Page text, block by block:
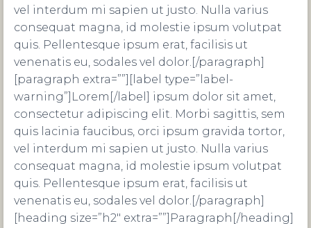
vel interdum mi sapien ut justo. Nulla varius
consequat magna, id molestie ipsum volutpat
quis. Pellentesque ipsum erat, facilisis ut
venenatis eu, sodales vel dolor.[/paragraph]
[paragraph extra=””][label type=”label-
warning”]Lorem[/label] ipsum dolor sit amet,
consectetur adipiscing elit. Morbi sagittis, sem
quis lacinia faucibus, orci ipsum gravida tortor,
vel interdum mi sapien ut justo. Nulla varius
consequat magna, id molestie ipsum volutpat
quis. Pellentesque ipsum erat, facilisis ut
venenatis eu, sodales vel dolor.[/paragraph]
[heading size=”h2″ extra=””]Paragraph[/heading]